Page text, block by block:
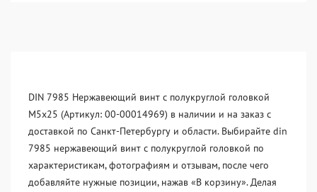
DIN 7985 Нержавеющий винт с полукруглой головкой
М5х25 (Артикул: 00-00014969) в наличии и на заказ с
доставкой по Санкт-Петербургу и области. Выбирайте din
7985 нержавеющий винт с полукруглой головкой по
характеристикам, фотографиям и отзывам, после чего
добавляйте нужные позиции, нажав «В корзину». Делая